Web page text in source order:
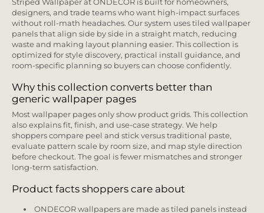
Striped Wallpaper at ONDECOR is built for homeowners,
designers, and trade teams who want high-impact surfaces
without roll-math headaches. Our system uses tiled wallpaper
panels that align side by side in a straight match, reducing
waste and making layout planning easier. This collection is
optimized for style discovery, practical install guidance, and
room-specific planning so buyers can choose confidently.
Why this collection converts better than
generic wallpaper pages
Most wallpaper pages only show product grids. This collection
also explains fit, finish, and use-case strategy. We help
shoppers compare peel and stick versus traditional paste,
evaluate pattern scale by room size, and map style direction
before checkout. The goal is fewer mismatches and stronger
long-term satisfaction.
Product facts shoppers care about
ONDECOR wallpapers are made as tiled panels instead